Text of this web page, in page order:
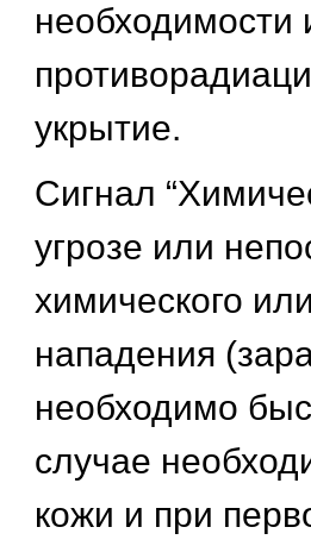
необходимости
укрытие.
Сигнал
угрозе или
химического
нападения
необходимо
случае
кожи и при